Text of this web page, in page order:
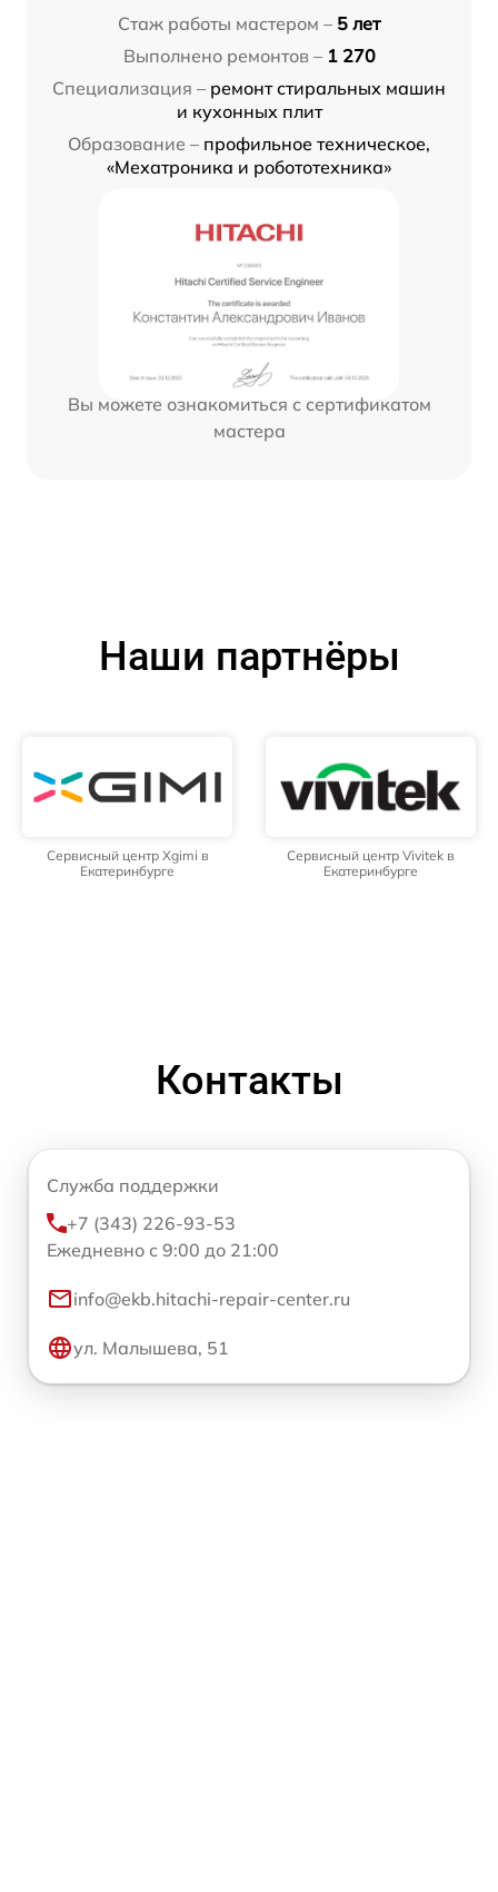
Стаж работы мастером – 5 лет
Выполнено ремонтов – 1 270
Специализация – ремонт стиральных машин
и кухонных плит
Образование – профильное техническое,
«Мехатроника и робототехника»
Вы можете ознакомиться с сертификатом
мастера
Наши партнёры
Сервисный центр Xgimi в
Екатеринбурге
Сервисный центр Vivitek в
Екатеринбурге
Контакты
Служба поддержки
+7 (343) 226-93-53
Ежедневно с 9:00 до 21:00
info@ekb.hitachi-repair-center.ru
ул. Малышева, 51